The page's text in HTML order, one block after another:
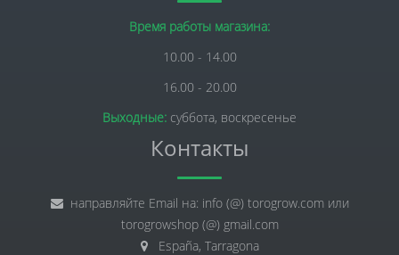
Время работы магазина:
10.00 - 14.00
16.00 - 20.00
Выходные: суббота, воскресенье
Контакты
направляйте Email на: info (@) torogrow.com или
torogrowshop (@) gmail.com
España, Tarragona